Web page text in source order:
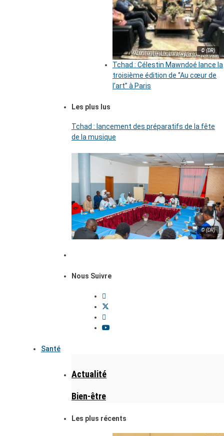
© (DR)
Tchad : Célestin Mawndoé lance la
troisième édition de ‘’Au cœur de
l’art’’ à Paris
Les plus lus
Tchad : lancement des préparatifs de la fête
de la musique
© (DR)
Nous Suivre
Santé
Actualité
Bien-être
Les plus récents